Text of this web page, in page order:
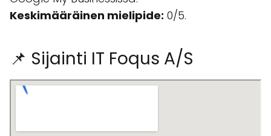
Keskimääräinen mielipide: 0/5.
📌 Sijainti IT Foqus A/S